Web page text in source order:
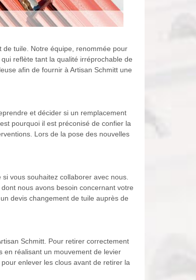
tuile. Notre équipe, renommée pour
reflète tant la qualité irréprochable de
afin de fournir à Artisan Schmitt une
et décider si un remplacement
pourquoi il est préconisé de confier la
Lors de la pose des nouvelles
vous souhaitez collaborer avec nous.
nous avons besoin concernant votre
devis changement de tuile auprès de
Schmitt. Pour retirer correctement
en réalisant un mouvement de levier
enlever les clous avant de retirer la